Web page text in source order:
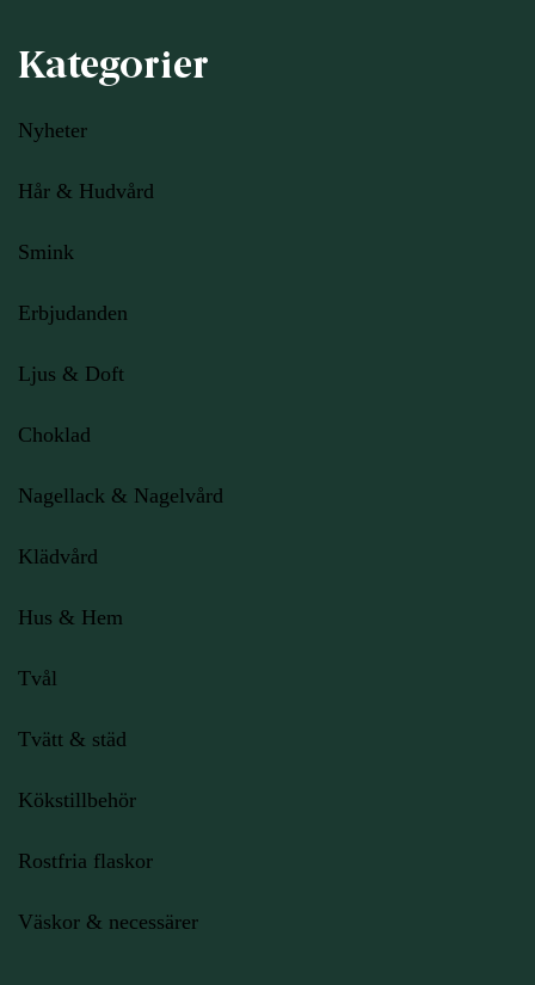
Kategorier
Nyheter
Hår & Hudvård
Smink
Erbjudanden
Ljus & Doft
Choklad
Nagellack & Nagelvård
Klädvård
Hus & Hem
Tvål
Tvätt & städ
Kökstillbehör
Rostfria flaskor
Väskor & necessärer